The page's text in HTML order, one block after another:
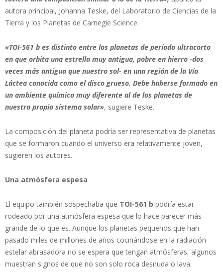
autora principal, Johanna Teske, del Laboratorio de Ciencias de la
Tierra y los Planetas de Carnegie Science.
«TOI-561 b es distinto entre los planetas de período ultracorto
en que orbita una estrella muy antigua, pobre en hierro -dos
veces más antigua que nuestro sol- en una región de la Vía
Láctea conocida como el disco grueso. Debe haberse formado en
un ambiente químico muy diferente al de los planetas de
nuestro propio sistema solar», sugiere Teske.
La composición del planeta podría ser representativa de planetas
que se formaron cuando el universo era relativamente joven,
sugieren los autores.
Una atmósfera espesa
El equipo también sospechaba que TOI-561 b podría estar
rodeado por una atmósfera espesa que lo hace parecer más
grande de lo que es. Aunque los planetas pequeños que han
pasado miles de millones de años cocinándose en la radiación
estelar abrasadora no se espera que tengan atmósferas, algunos
muestran signos de que no son solo roca desnuda o lava.